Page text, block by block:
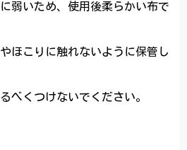
弱いため、使用後柔らかい布で
ほこりに触れないように保管し
べくつけないでください。